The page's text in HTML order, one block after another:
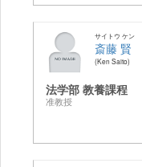
サイトウ ケン
斎藤 賢
Ken Saito
法学部 教養課程
准教授